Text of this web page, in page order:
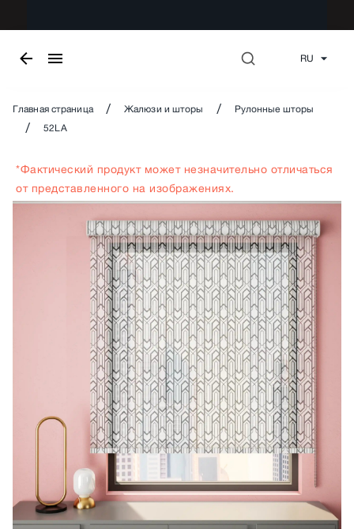
RU
Главная страница / Жалюзи и шторы / Рулонные шторы
/ 52LA
*Фактический продукт может незначительно отличаться
от представленного на изображениях.